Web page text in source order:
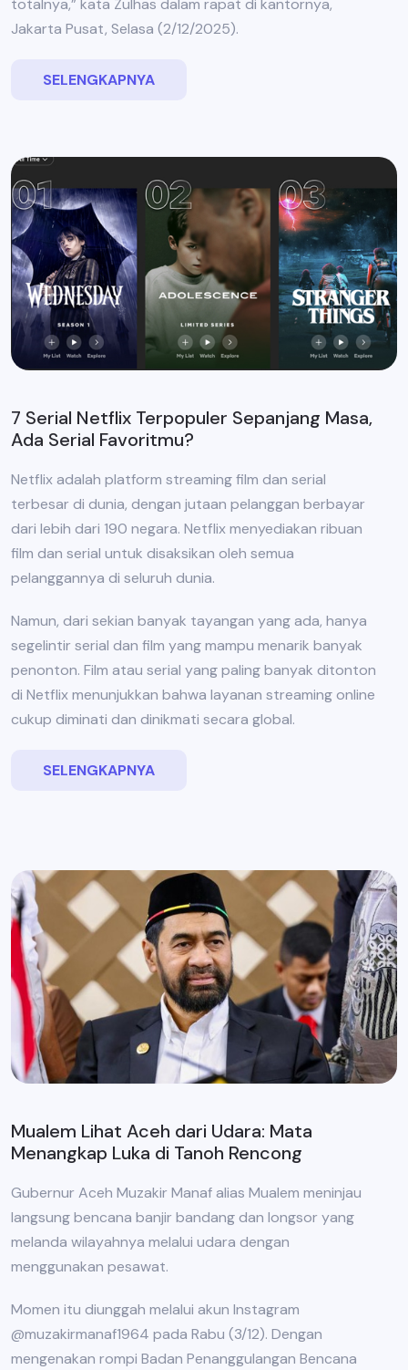
totalnya,” kata Zulhas dalam rapat di kantornya,
Jakarta Pusat, Selasa (2/12/2025).
SELENGKAPNYA
7 Serial Netflix Terpopuler Sepanjang Masa,
Ada Serial Favoritmu?
Netflix adalah platform streaming film dan serial
terbesar di dunia, dengan jutaan pelanggan berbayar
dari lebih dari 190 negara. Netflix menyediakan ribuan
film dan serial untuk disaksikan oleh semua
pelanggannya di seluruh dunia.
Namun, dari sekian banyak tayangan yang ada, hanya
segelintir serial dan film yang mampu menarik banyak
penonton. Film atau serial yang paling banyak ditonton
di Netflix menunjukkan bahwa layanan streaming online
cukup diminati dan dinikmati secara global.
SELENGKAPNYA
Mualem Lihat Aceh dari Udara: Mata
Menangkap Luka di Tanoh Rencong
Gubernur Aceh Muzakir Manaf alias Mualem meninjau
langsung bencana banjir bandang dan longsor yang
melanda wilayahnya melalui udara dengan
menggunakan pesawat.
Momen itu diunggah melalui akun Instagram
@muzakirmanaf1964 pada Rabu (3/12). Dengan
mengenakan rompi Badan Penanggulangan Bencana